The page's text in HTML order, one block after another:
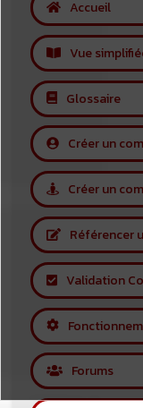
Accueil
Vue
Glossaire
Créer un
Créer un
Référencer
Validation
Forums